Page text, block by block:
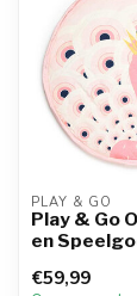
PLAY & GO
Play & Go
en
€59,99